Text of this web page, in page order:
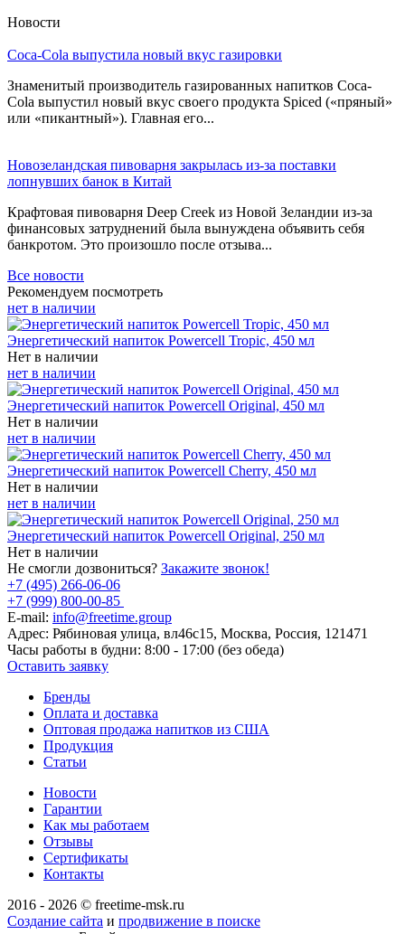
Новости
Coca-Cola выпустила новый вкус газировки
Знаменитый производитель газированных напитков Coca-
Cola выпустил новый вкус своего продукта Spiced («пряный»
или «пикантный»). Главная его...
Новозеландская пивоварня закрылась из-за поставки
лопнувших банок в Китай
Крафтовая пивоварня Deep Creek из Новой Зеландии из-за
финансовых затруднений была вынуждена объявить себя
банкротом. Это произошло после отзыва...
Все новости
Рекомендуем посмотреть
нет в наличии
Энергетический напиток Powercell Tropic, 450 мл
Нет в наличии
нет в наличии
Энергетический напиток Powercell Original, 450 мл
Нет в наличии
нет в наличии
Энергетический напиток Powercell Cherry, 450 мл
Нет в наличии
нет в наличии
Энергетический напиток Powercell Original, 250 мл
Нет в наличии
Не смогли дозвониться? Закажите звонок!
+7 (495) 266-06-06
+7 (999) 800-00-85
E-mail: info@freetime.group
Адрес: Рябиновая улица, вл46с15, Москва, Россия, 121471
Часы работы в будни: 8:00 - 17:00 (без обеда)
Оставить заявку
Бренды
Оплата и доставка
Оптовая продажа напитков из США
Продукция
Статьи
Новости
Гарантии
Как мы работаем
Отзывы
Сертификаты
Контакты
2016 - 2026 © freetime-msk.ru
Создание сайта и продвижение в поиске